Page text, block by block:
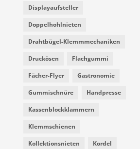
Displayaufsteller
Doppelhohlnieten
Drahtbügel-Klemmmechaniken
Druckösen Flachgummi
Fächer-Flyer Gastronomie
Gummischnüre Handpresse
Kassenblockklammern
Klemmschienen
Kollektionsnieten Kordel